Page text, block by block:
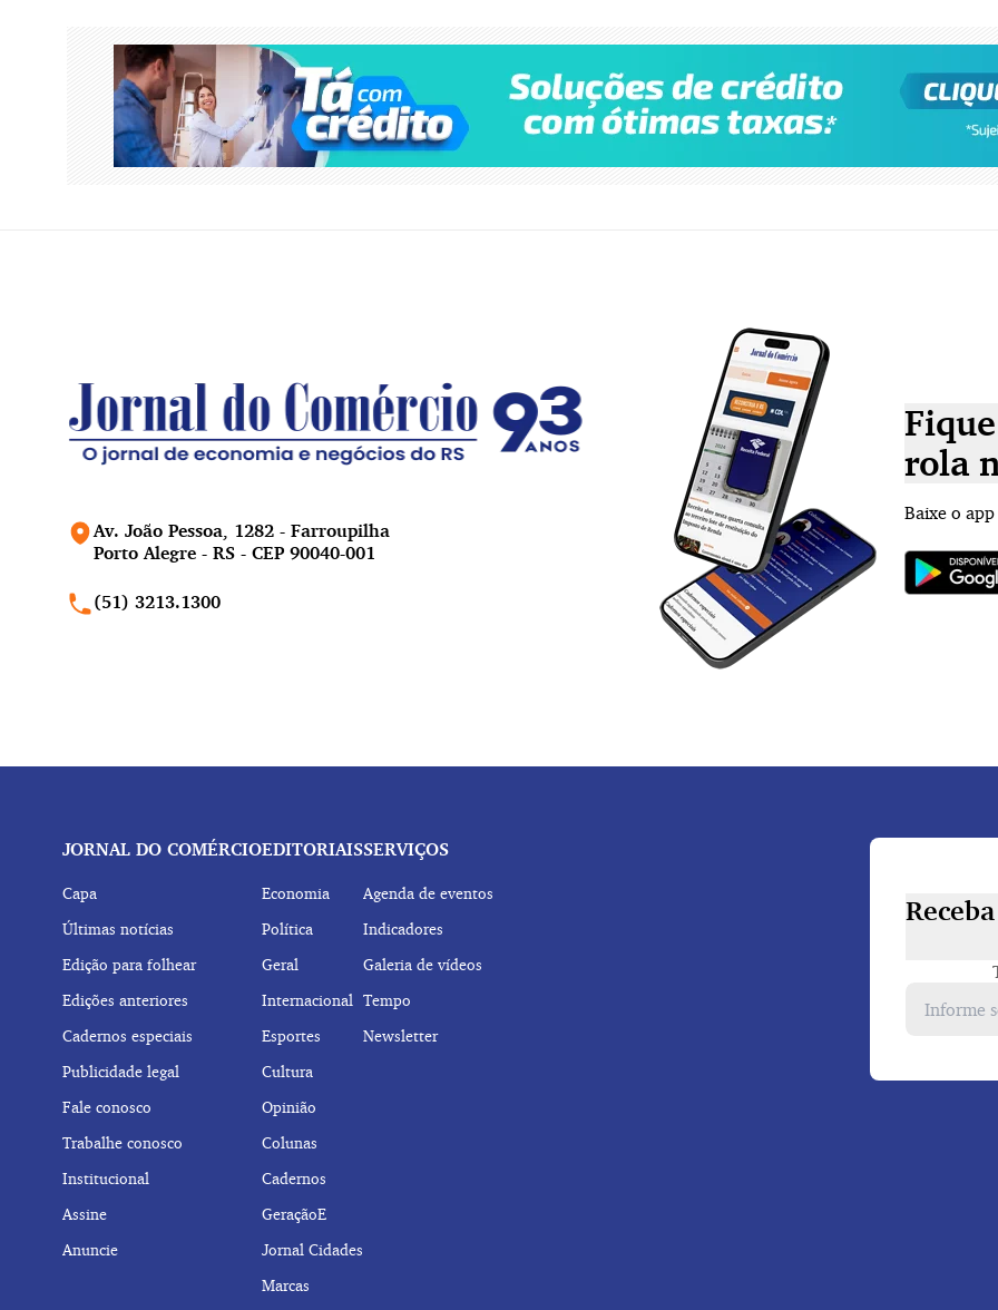
Av. João Pessoa, 1282 - Farroupilha
Porto Alegre - RS - CEP 90040-001
(51) 3213.1300
rola
Baixe o
JORNAL DO COMÉRCIO
Capa
Últimas notícias
Edição para folhear
Edições anteriores
Cadernos especiais
Publicidade legal
Fale conosco
Trabalhe conosco
Institucional
Assine
Anuncie
EDITORIAIS
Economia
Política
Geral
Internacional
Esportes
Cultura
Opinião
Colunas
Cadernos
GeraçãoE
Jornal Cidades
Marcas
SERVIÇOS
Agenda de eventos
Indicadores
Galeria de vídeos
Tempo
Newsletter